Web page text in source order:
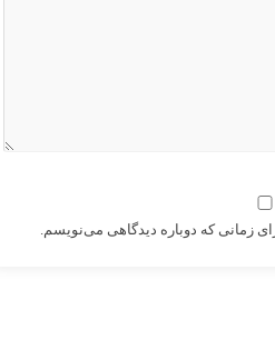
زمانی که دوباره دیدگاهی می‌نویسم.